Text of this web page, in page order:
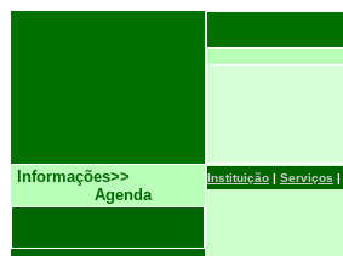
Informações>>
Agenda
Instituição | Serviços |